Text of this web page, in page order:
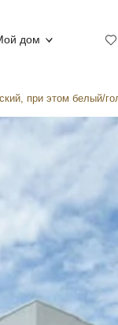
дом
при этом белый/